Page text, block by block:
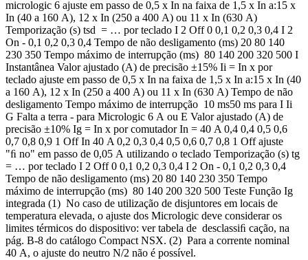
micrologic 6 ajuste em passo de 0,5 x In na faixa de 1,5 x In a:15 x
In (40 a 160 A), 12 x In (250 a 400 A) ou 11 x In (630 A)
Temporização (s) tsd = … por teclado I 2 Off 0 0,1 0,2 0,3 0,4 I 2
On - 0,1 0,2 0,3 0,4 Tempo de não desligamento (ms) 20 80 140
230 350 Tempo máximo de interrupção (ms) 80 140 200 320 500 I
Instantânea Valor ajustado (A) de precisão ±15% Ii = In x por
teclado ajuste em passo de 0,5 x In na faixa de 1,5 x In a:15 x In (40
a 160 A), 12 x In (250 a 400 A) ou 11 x In (630 A) Tempo de não
desligamento Tempo máximo de interrupção 10 ms50 ms para I Ii
G Falta a terra - para Micrologic 6 A ou E Valor ajustado (A) de
precisão ±10% Ig = In x por comutador In = 40 A 0,4 0,4 0,5 0,6
0,7 0,8 0,9 1 Off In 40 A 0,2 0,3 0,4 0,5 0,6 0,7 0,8 1 Off ajuste
"ﬁ no" em passo de 0,05 A utilizando o teclado Temporização (s) tg
= … por teclado I 2 Off 0 0,1 0,2 0,3 0,4 I 2 On - 0,1 0,2 0,3 0,4
Tempo de não desligamento (ms) 20 80 140 230 350 Tempo
máximo de interrupção (ms) 80 140 200 320 500 Teste Função Ig
integrada (1) No caso de utilização de disjuntores em locais de
temperatura elevada, o ajuste dos Micrologic deve considerar os
limites térmicos do dispositivo: ver tabela de desclassiﬁ cação, na
pág. B-8 do catálogo Compact NSX. (2) Para a corrente nominal
40 A, o ajuste do neutro N/2 não é possível.